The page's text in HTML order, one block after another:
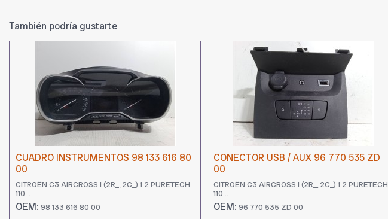
También podría gustarte
CUADRO INSTRUMENTOS 98 133 616 80
00
CITROËN C3 AIRCROSS I (2R_, 2C_) 1.2 PURETECH
110...
OEM: 98 133 616 80 00
CONECTOR USB / AUX 96 770 535 ZD
00
CITROËN C3 AIRCROSS I (2R_, 2C_) 1.2 PURETECH
110...
OEM: 96 770 535 ZD 00